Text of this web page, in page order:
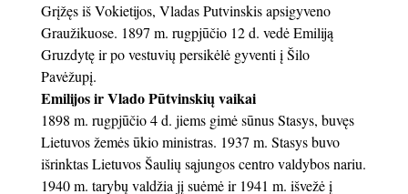
Grįžęs iš Vokietijos, Vladas Putvinskis apsigyveno
Graužikuose. 1897 m. rugpjūčio 12 d. vedė Emiliją
Gruzdytę ir po vestuvių persikėlė gyventi į Šilo
Pavėžupį.
Emilijos ir Vlado Pūtvinskių vaikai
1898 m. rugpjūčio 4 d. jiems gimė sūnus Stasys, buvęs
Lietuvos žemės ūkio ministras. 1937 m. Stasys buvo
išrinktas Lietuvos Šaulių sąjungos centro valdybos nariu.
1940 m. tarybų valdžia jį suėmė ir 1941 m. išvežė į